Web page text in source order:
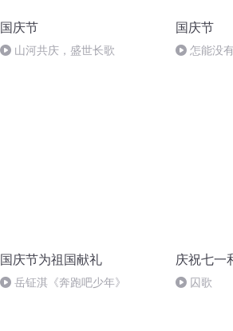
国庆节
山河共庆，盛世长歌
国庆节
怎能没
国庆节为祖国献礼
岳钲淇《奔跑吧少年》
庆祝七一
囚歌